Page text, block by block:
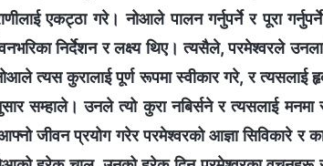
एकट्ठा गरे। नोआले पालन गर्नुपर्ने र पूरा
निर्देशन र लक्ष्य थिए। त्यसैले, परमेश्‍वरले
त्यस कुरालाई पूर्ण रूपमा स्वीकार गरे, र
सम्हाले। उनले त्यो कुरा नबिर्सने र त्यसलाई
जीवन प्रयोग गरेर परमेश्‍वरको आज्ञा सिविकारे